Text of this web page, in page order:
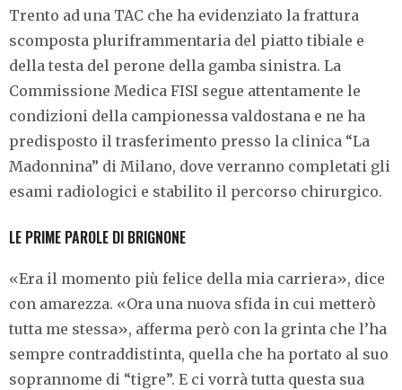
Trento ad una TAC che ha evidenziato la frattura
scomposta pluriframmentaria del piatto tibiale e
della testa del perone della gamba sinistra. La
Commissione Medica FISI segue attentamente le
condizioni della campionessa valdostana e ne ha
predisposto il trasferimento presso la clinica “La
Madonnina” di Milano, dove verranno completati gli
esami radiologici e stabilito il percorso chirurgico.
LE PRIME PAROLE DI BRIGNONE
«Era il momento più felice della mia carriera», dice
con amarezza. «Ora una nuova sfida in cui metterò
tutta me stessa», afferma però con la grinta che l’ha
sempre contraddistinta, quella che ha portato al suo
soprannome di “tigre”. E ci vorrà tutta questa sua